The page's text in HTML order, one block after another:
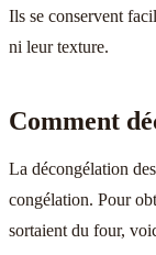
Ils se conservent
ni leur texture.
Comment
La décongélation
congélation. Pour
sortaient du four,